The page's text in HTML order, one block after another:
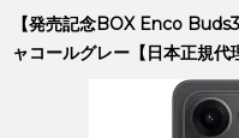
【発売記念BOX Enco
ャコールグレー【日本正規